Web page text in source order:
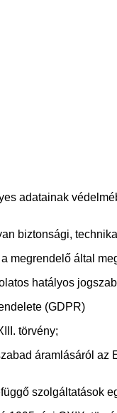
adatainak
biztonsági,
megrendelő által
hatályos
(GDPR)
törvény;
áramlásáról
szolgáltatások